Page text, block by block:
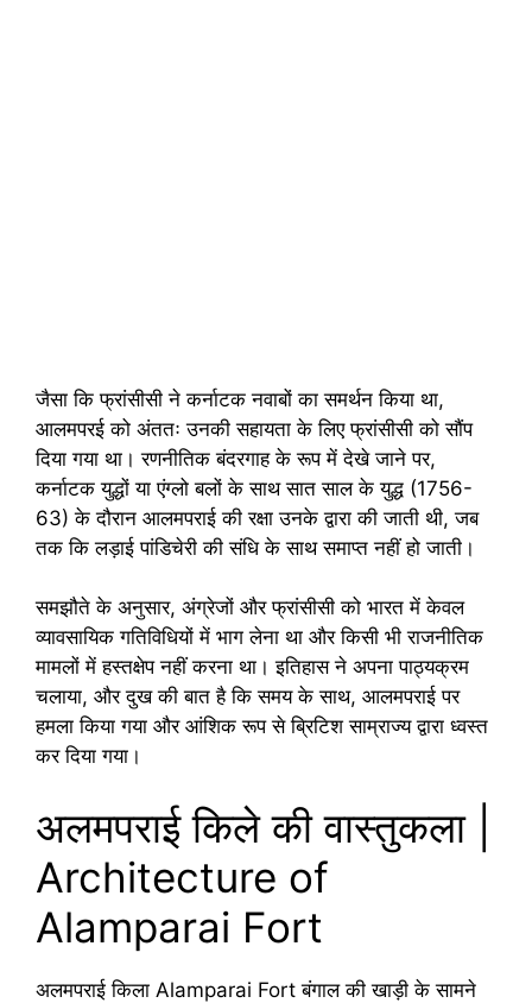
जैसा कि फ्रांसीसी ने कर्नाटक नवाबों का समर्थन किया था,
आलमपरई को अंततः उनकी सहायता के लिए फ्रांसीसी को सौंप
दिया गया था। रणनीतिक बंदरगाह के रूप में देखे जाने पर,
कर्नाटक युद्धों या एंग्लो बलों के साथ सात साल के युद्ध (1756-
63) के दौरान आलमपराई की रक्षा उनके द्वारा की जाती थी, जब
तक कि लड़ाई पांडिचेरी की संधि के साथ समाप्त नहीं हो जाती।
समझौते के अनुसार, अंग्रेजों और फ्रांसीसी को भारत में केवल
व्यावसायिक गतिविधियों में भाग लेना था और किसी भी राजनीतिक
मामलों में हस्तक्षेप नहीं करना था। इतिहास ने अपना पाठ्यक्रम
चलाया, और दुख की बात है कि समय के साथ, आलमपराई पर
हमला किया गया और आंशिक रूप से ब्रिटिश साम्राज्य द्वारा ध्वस्त
कर दिया गया।
अलमपराई किले की वास्तुकला |
Architecture of
Alamparai Fort
अलमपराई किला Alamparai Fort बंगाल की खाड़ी के सामने